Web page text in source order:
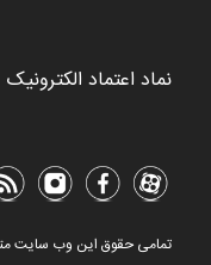
نماد اعتماد الکترونیک